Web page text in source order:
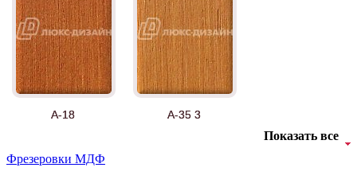
А-18 А-35 3
Показать все
Фрезеровки МДФ